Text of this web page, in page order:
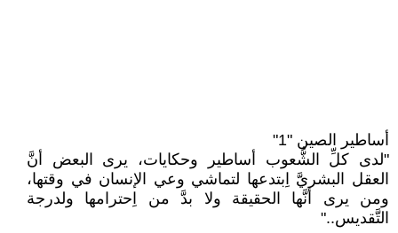
أساطير الصين "1"
"لدى كلِّ الشُّعوب أساطير وحكايات، يرى البعض أنَّ
العقل البشريَّ اِبتدعها لتماشي وعي الإنسان في وقتها،
ومن يرى أنَّها الحقيقة ولا بدَّ من اِحترامها ولدرجة
التَّقديس.."